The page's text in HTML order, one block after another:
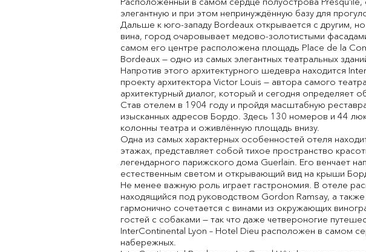
элегантную и при этом непринуждённую базу для
Дальше к юго-западу Bordeaux открывается с другим,
вина, город очаровывает медово-золотистыми
самом его центре расположена площадь Place de la
Bordeaux — одно из самых элегантных театральных
Напротив этого архитектурного шедевра находится
проекту архитектора Victor Louis — автора самого
архитектурный диалог, который и сегодня определяет
Став отелем в 1904 году и пройдя масштабную
изысканных адресов Бордо. Здесь 130 номеров и 44
колонны театра и оживлённую площадь внизу.
Одна из самых характерных особенностей отеля
этажах, представляет собой тихое пространство
легендарного парижского дома Guerlain. Его венчает
естественным светом и открывающий вид на крыши
Не менее важную роль играет гастрономия. В отеле
находящийся под руководством Gordon Ramsay, а
гармонично сочетается с винами из окружающих
гостей с собаками — так что даже четвероногие
InterContinental Lyon – Hotel Dieu расположен в самом
набережных.